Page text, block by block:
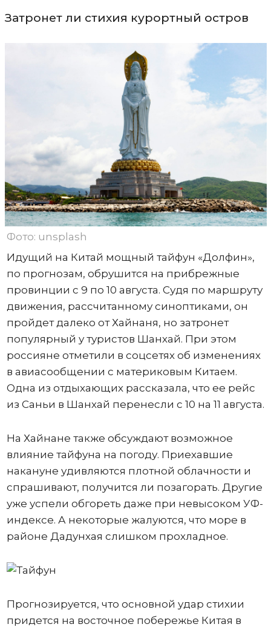
Затронет ли стихия курортный остров
Фото: unsplash
Идущий на Китай мощный тайфун «Долфин»,
по прогнозам, обрушится на прибрежные
провинции с 9 по 10 августа. Судя по маршруту
движения, рассчитанному синоптиками, он
пройдет далеко от Хайнаня, но затронет
популярный у туристов Шанхай. При этом
россияне отметили в соцсетях об изменениях
в авиасообщении с материковым Китаем.
Одна из отдыхающих рассказала, что ее рейс
из Саньи в Шанхай перенесли с 10 на 11 августа.
На Хайнане также обсуждают возможное
влияние тайфуна на погоду. Приехавшие
накануне удивляются плотной облачности и
спрашивают, получится ли позагорать. Другие
уже успели обгореть даже при невысоком УФ-
индексе. А некоторые жалуются, что море в
районе Дадунхая слишком прохладное.
Прогнозируется, что основной удар стихии
придется на восточное побережье Китая в